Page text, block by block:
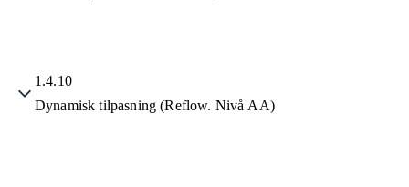
1.4.10
Dynamisk tilpasning (Reflow. Nivå AA)